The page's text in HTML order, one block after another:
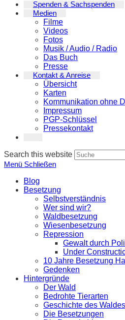
Spenden & Sachspenden
Medien
Filme
Videos
Fotos
Musik / Audio / Radio
Das Buch
Presse
Kontakt & Anreise
Übersicht
Karten
Kommunikation ohne
Impressum
PGP-Schlüssel
Pressekontakt
Search this website
Menü Schließen
Blog
Besetzung
Selbstverständnis
Wer sind wir?
Waldbesetzung
Wiesenbesetzung
Repression
Gewalt durch
Under
10 Jahre Besetzung
Gedenken
Hintergründe
Der Wald
Bedrohte Tierarten
Geschichte des Waldes
Die Besetzungen